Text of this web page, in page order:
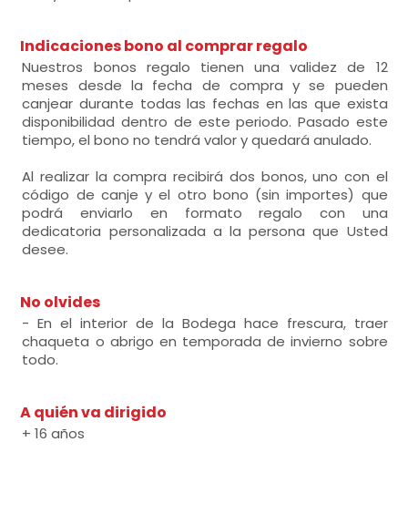
Indicaciones bono al comprar regalo
Nuestros bonos regalo tienen una validez de 12
meses desde la fecha de compra y se pueden
canjear durante todas las fechas en las que exista
disponibilidad dentro de este periodo. Pasado este
tiempo, el bono no tendrá valor y quedará anulado.
Al realizar la compra recibirá dos bonos, uno con el
código de canje y el otro bono (sin importes) que
podrá enviarlo en formato regalo con una
dedicatoria personalizada a la persona que Usted
desee.
No olvides
- En el interior de la Bodega hace frescura, traer
chaqueta o abrigo en temporada de invierno sobre
todo.
A quién va dirigido
+ 16 años